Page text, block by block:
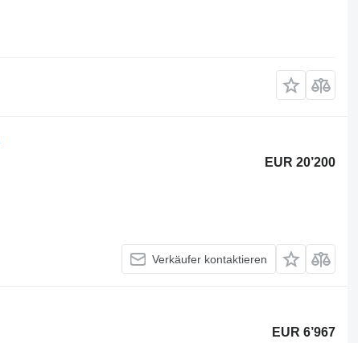
EUR 20’200
Verkäufer kontaktieren
EUR 6’967